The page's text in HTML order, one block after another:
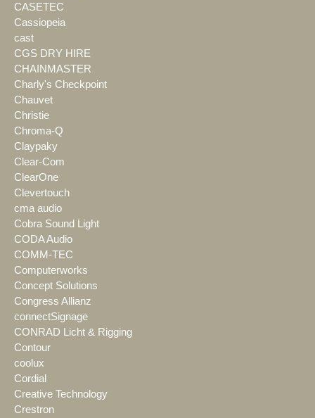
CASETEC
Cassiopeia
cast
CGS DRY HIRE
CHAINMASTER
Charly's Checkpoint
Chauvet
Christie
Chroma-Q
Claypaky
Clear-Com
ClearOne
Clevertouch
cma audio
Cobra Sound Light
CODA Audio
COMM-TEC
Computerworks
Concept Solutions
Congress Allianz
connectSignage
CONRAD Licht & Rigging
Contour
coolux
Cordial
Creative Technology
Crestron